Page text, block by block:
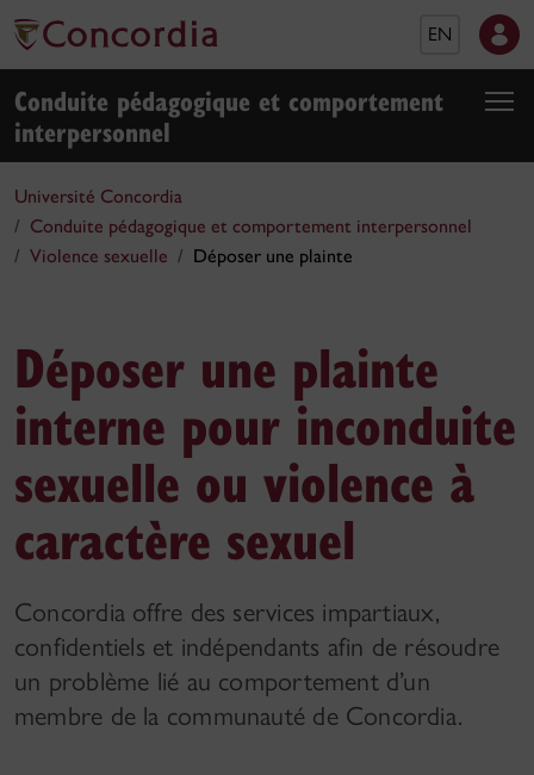
EN
Conduite pédagogique et comportement
interpersonnel
Université Concordia
Conduite pédagogique et comportement interpersonnel
Violence sexuelle
Déposer une plainte
Déposer une plainte
interne pour inconduite
sexuelle ou violence à
caractère sexuel
Concordia offre des services impartiaux,
confidentiels et indépendants afin de résoudre
un problème lié au comportement d’un
membre de la communauté de Concordia.